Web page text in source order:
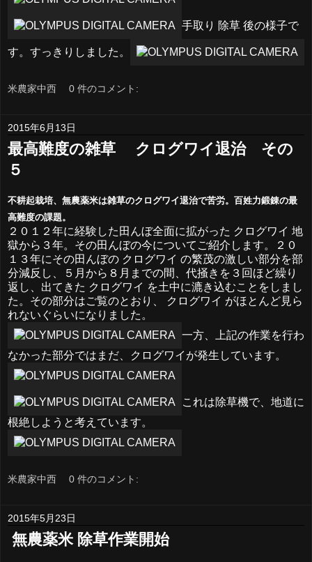
手取り 除草 後の様子で
す。すっきりしました。
米農家中西 0 件のコメント:
2015年6月13日
最高難度の雑草 クログワイ退治 その
５
不耕起栽培、無農薬米は雑草のクログワイ退治で苦労。百姓力鍛錬の最
高難度の課題。
２０１２年に経験した田んぼ全面に拡がった クログワイ 地
獄から３年。その田んぼの今についてご紹介します。２０
１３年にその田んぼの クログワイ の繁茂の激しい部分を部
分減反し、５月から８月までの間、代掻きを３回ほど繰り
返し、出てきた クログワイ を土中に漉き込むことをしまし
た。その部分はご覧のとおり、 クログワイ がほとんど見ら
れないぐらいになりました。
一方、上記の作業を行わ
なかった部分ではまだ、クログワイが発生しています。
これは除草機で、地道に
根絶しようと考えています。
米農家中西 0 件のコメント:
2015年5月23日
​ 無農薬米 除草作業開始